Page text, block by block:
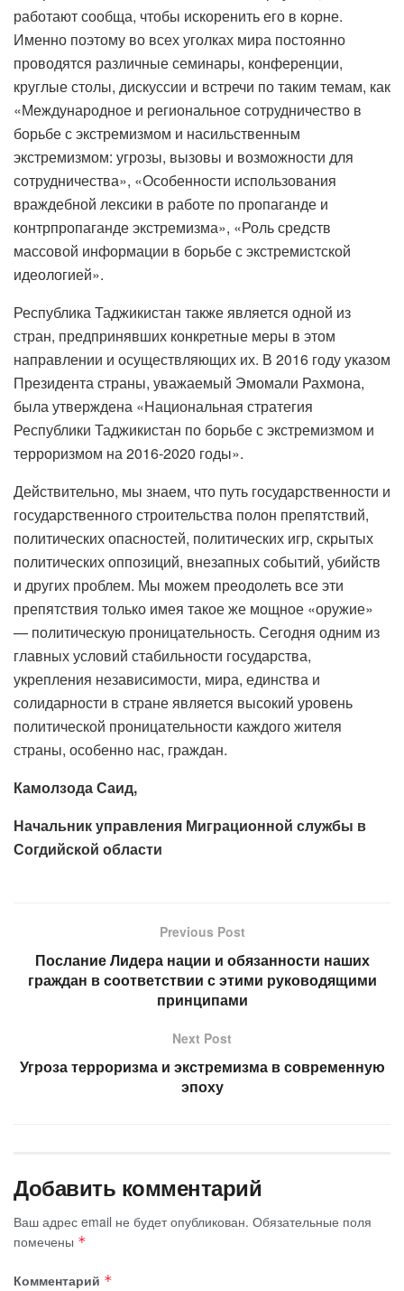
работают сообща, чтобы искоренить его в корне.
Именно поэтому во всех уголках мира постоянно
проводятся различные семинары, конференции,
круглые столы, дискуссии и встречи по таким темам, как
«Международное и региональное сотрудничество в
борьбе с экстремизмом и насильственным
экстремизмом: угрозы, вызовы и возможности для
сотрудничества», «Особенности использования
враждебной лексики в работе по пропаганде и
контрпропаганде экстремизма», «Роль средств
массовой информации в борьбе с экстремистской
идеологией».
Республика Таджикистан также является одной из
стран, предпринявших конкретные меры в этом
направлении и осуществляющих их. В 2016 году указом
Президента страны, уважаемый Эмомали Рахмона,
была утверждена «Национальная стратегия
Республики Таджикистан по борьбе с экстремизмом и
терроризмом на 2016-2020 годы».
Действительно, мы знаем, что путь государственности и
государственного строительства полон препятствий,
политических опасностей, политических игр, скрытых
политических оппозиций, внезапных событий, убийств
и других проблем. Мы можем преодолеть все эти
препятствия только имея такое же мощное «оружие»
— политическую проницательность. Сегодня одним из
главных условий стабильности государства,
укрепления независимости, мира, единства и
солидарности в стране является высокий уровень
политической проницательности каждого жителя
страны, особенно нас, граждан.
Камолзода Саид,
Начальник управления Миграционной службы в
Согдийской области
Previous Post
Послание Лидера нации и обязанности наших
граждан в соответствии с этими руководящими
принципами
Next Post
Угроза терроризма и экстремизма в современную
эпоху
Добавить комментарий
Ваш адрес email не будет опубликован. Обязательные поля
помечены *
Комментарий *